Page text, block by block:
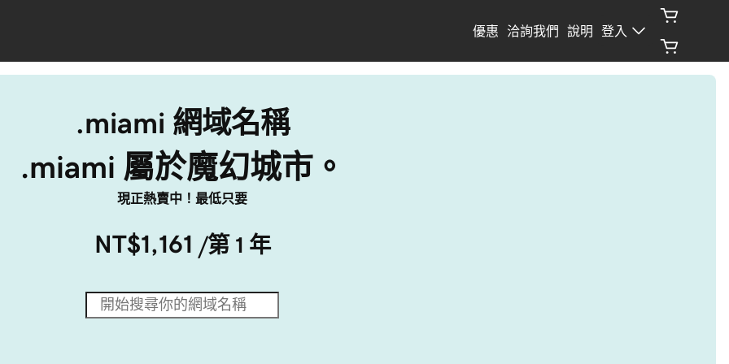
優惠 洽詢我們 說明 登入
.miami 網域名稱
.miami 屬於魔幻城市。
現正熱賣中！最低只要
NT$1,161 /第 1 年